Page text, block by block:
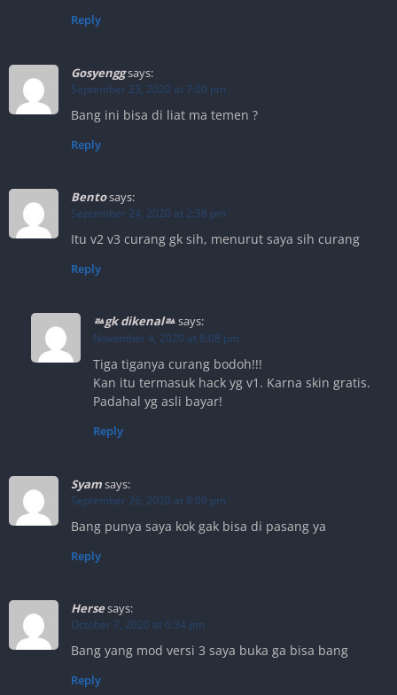
Reply
Gosyenggsays:
September 23, 2020 at 7:00 pm
Bang ini bisa di liat ma temen ?
Reply
Bentosays:
September 24, 2020 at 2:38 pm
Itu v2 v3 curang gk sih, menurut saya sih curang
Reply
ㅬgk dikenalㅬsays:
November 4, 2020 at 8:08 pm
Tiga tiganya curang bodoh!!!
Kan itu termasuk hack yg v1. Karna skin gratis.
Padahal yg asli bayar!
Reply
Syamsays:
September 26, 2020 at 8:09 pm
Bang punya saya kok gak bisa di pasang ya
Reply
Hersesays:
October 7, 2020 at 6:34 pm
Bang yang mod versi 3 saya buka ga bisa bang
Reply